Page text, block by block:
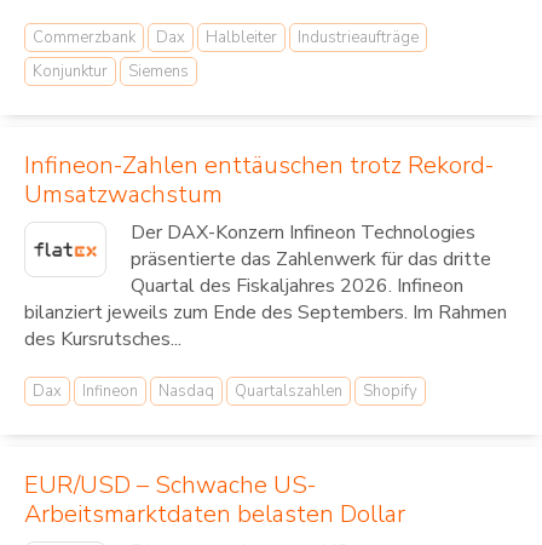
Commerzbank Dax Halbleiter
Industrieaufträge
Konjunktur
Siemens
Infineon-Zahlen enttäuschen trotz Rekord-
Umsatzwachstum
Der DAX-Konzern Infineon Technologies
präsentierte das Zahlenwerk für das dritte
Quartal des Fiskaljahres 2026. Infineon
bilanziert jeweils zum Ende des Septembers. Im Rahmen
des Kursrutsches...
Dax Infineon Nasdaq Quartalszahlen Shopify
EUR/USD – Schwache US-
Arbeitsmarktdaten belasten Dollar